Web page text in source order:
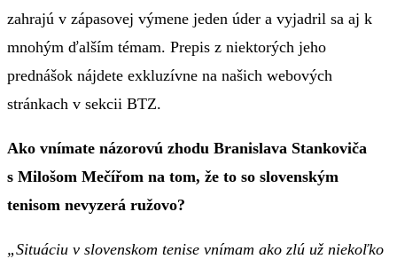
zahrajú v zápasovej výmene jeden úder a vyjadril sa aj k
mnohým ďalším témam. Prepis z niektorých jeho
prednášok nájdete exkluzívne na našich webových
stránkach v sekcii BTZ.
Ako vnímate názorovú zhodu Branislava Stankoviča
s Milošom Mečířom na tom, že to so slovenským
tenisom nevyzerá ružovo?
„Situáciu v slovenskom tenise vnímam ako zlú už niekoľko